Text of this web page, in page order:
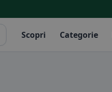
Scopri Categorie